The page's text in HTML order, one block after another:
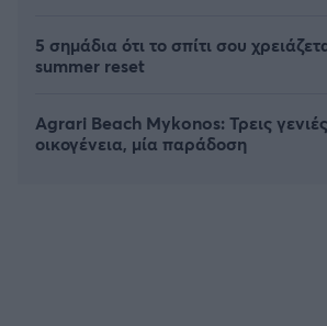
5 σημάδια ότι το σπίτι σου
summer reset
Agrari Beach Mykonos: Τρεις
οικογένεια, μία παράδοση